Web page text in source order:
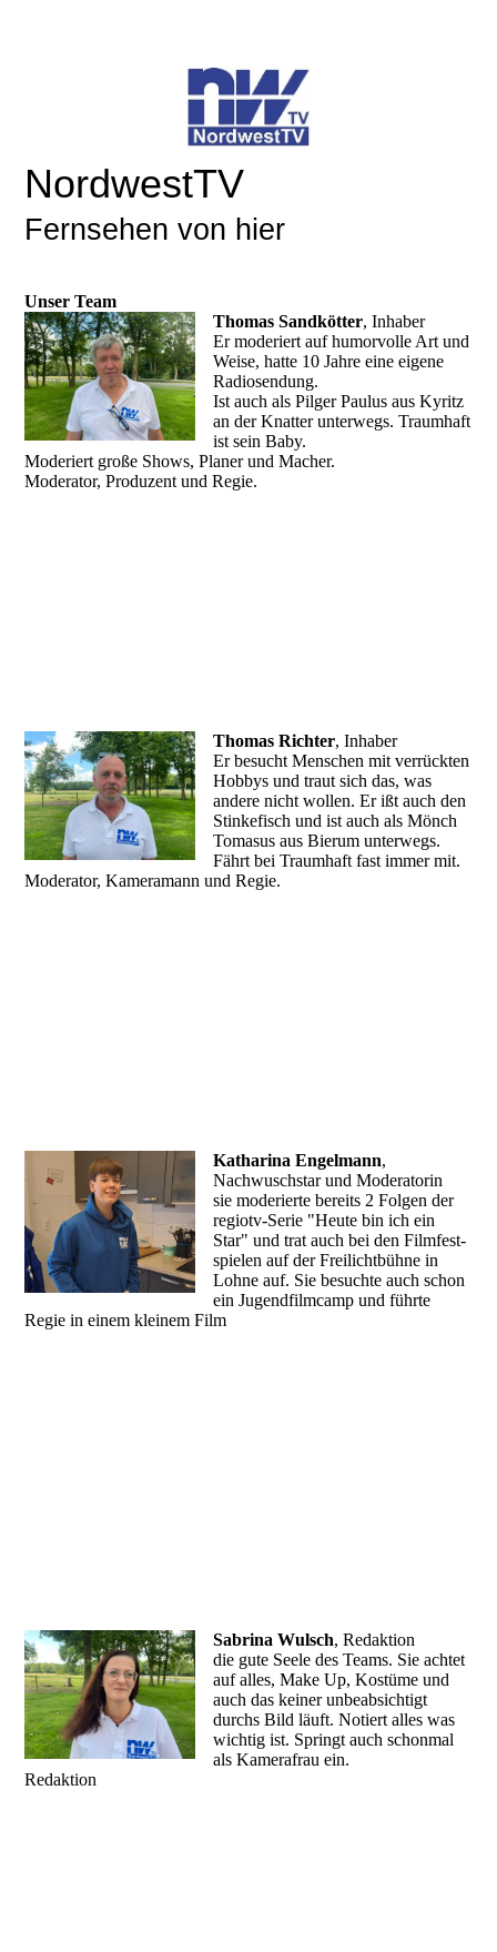
NordwestTV
Fernsehen von hier
Unser Team
Thomas Sandkötter, Inhaber
Er moderiert auf humorvolle Art und
Weise, hatte 10 Jahre eine eigene
Radiosendung.
Ist auch als Pilger Paulus aus Kyritz
an der Knatter unterwegs. Traumhaft
ist sein Baby.
Moderiert große Shows, Planer und Macher.
Moderator, Produzent und Regie.
Thomas Richter, Inhaber
Er besucht Menschen mit verrückten
Hobbys und traut sich das, was
andere nicht wollen. Er ißt auch den
Stinkefisch und ist auch als Mönch
Tomasus aus Bierum unterwegs.
Fährt bei Traumhaft fast immer mit.
Moderator, Kameramann und Regie.
Katharina Engelmann,
Nachwuschstar und Moderatorin
sie moderierte bereits 2 Folgen der
regiotv-Serie "Heute bin ich ein
Star" und trat auch bei den Filmfest-
spielen auf der Freilichtbühne in
Lohne auf. Sie besuchte auch schon
ein Jugendfilmcamp und führte
Regie in einem kleinem Film
Sabrina Wulsch, Redaktion
die gute Seele des Teams. Sie achtet
auf alles, Make Up, Kostüme und
auch das keiner unbeabsichtigt
durchs Bild läuft. Notiert alles was
wichtig ist. Springt auch schonmal
als Kamerafrau ein.
Redaktion